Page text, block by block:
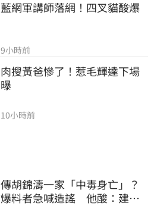
藍網軍講師落網！四叉貓酸爆
9小時前
肉搜黃爸慘了！惹毛輝達下場
曝
10小時前
傳胡錦濤一家「中毒身亡」？
爆料者急喊造謠 他酸：建議